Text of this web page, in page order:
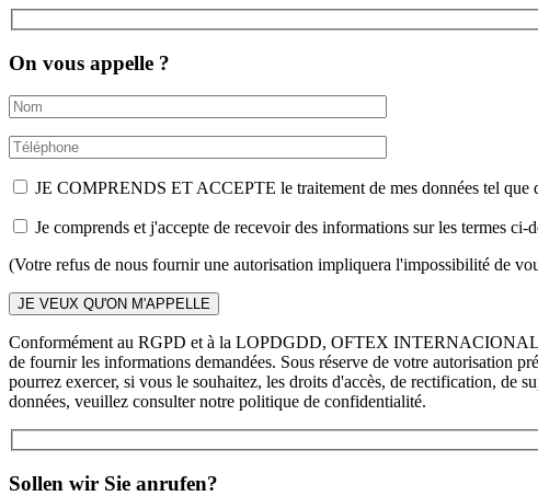
On vous appelle ?
JE COMPRENDS ET ACCEPTE le traitement de mes données tel
Je comprends et j'accepte de recevoir des informations sur les
(Votre refus de nous fournir une autorisation impliquera l'impossibilité de
Conformément au RGPD et à la LOPDGDD, OFTEX
de fournir les informations demandées. Sous réserve de votre
pourrez exercer, si vous le souhaitez, les droits d'accès, de rectification, de
données, veuillez consulter notre politique de confidentialité.
Sollen wir Sie anrufen?